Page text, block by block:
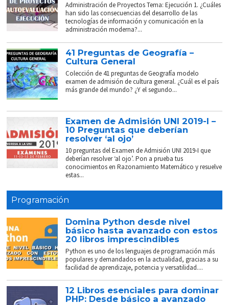
Administración de Proyectos Tema: Ejecución 1. ¿Cuáles
han sido las consecuencias del desarrollo de las
tecnologías de información y comunicación en la
administración moderna?...
41 Preguntas de Geografía –
Cultura General
Colección de 41 preguntas de Geografía modelo
examen de admisión de cultura general. ¿Cuál es el país
más grande del mundo? ¿Y el segundo...
Examen de Admisión UNI 2019-I –
10 Preguntas que deberían
resolver ‘al ojo’
10 preguntas del Examen de Admisión UNI 2019-I que
deberían resolver ‘al ojo’. Pon a prueba tus
conocimientos en Razonamiento Matemático y resuelve
estas...
Programación
Domina Python desde nivel
básico hasta avanzado con estos
20 libros imprescindibles
Python es uno de los lenguajes de programación más
populares y demandados en la actualidad, gracias a su
facilidad de aprendizaje, potencia y versatilidad....
12 Libros esenciales para dominar
PHP: Desde básico a avanzado